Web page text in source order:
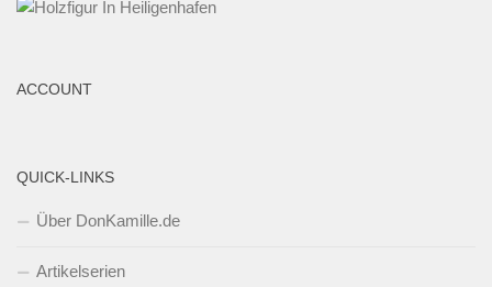
ACCOUNT
QUICK-LINKS
Über DonKamille.de
Artikelserien